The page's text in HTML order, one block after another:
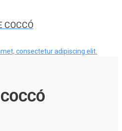
COCCÓ
consectetur adipiscing elit.